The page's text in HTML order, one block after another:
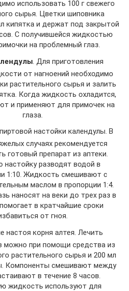
использовать 100 г свежего
сырья. Цветки шиповника
кипятка и держат под закрытой
С получившейся жидкостью
на проблемный глаз.
. Для приготовления
от нагноений необходимо
растительного сырья и залить
Когда жидкость охладится,
и применяют для примочек на
глаза.
настойки календулы. В
случаях рекомендуется
готовый препарат из аптеки.
настойку разводят водой в
1:10. Жидкость смешивают с
маслом в пропорции 1:4.
наносят на веки до трех раз в
в кратчайшие сроки
от гноя.
настоя корня алтея. Лечить
можно при помощи средства из
растительного сырья и 200 мл
Компоненты смешивают между
в течение 8 часов.
жидкость используют для